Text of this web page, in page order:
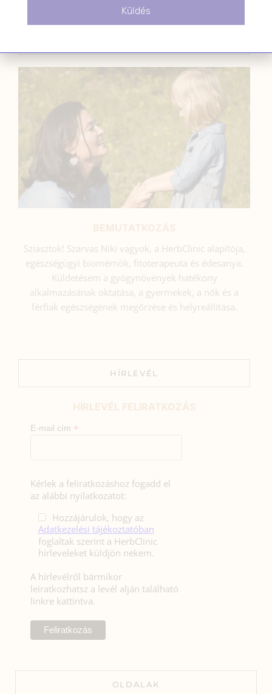
Sziasztok! Szarvas Niki vagyok, a HerbClinic alapítója,
egészségügyi biomérnök, fitoterapeuta és édesanya.
Küldetésem a gyógynövények hatékony
alkalmazásának oktatása, a gyermekek, a nők és a
férfiak egészségének megőrzése és helyreállítása.
HÍRLEVÉL
E-mail cím *
Kérlek a feliratkozáshoz fogadd el
az alábbi nyilatkozatot:
Hozzájárulok, hogy az
Adatkezelési tájékoztatóban
foglaltak szerint a HerbClinic
hírleveleket küldjön nekem.
A hírlevélről bármikor
leiratkozhatsz a levél alján található
linkre kattintva.
OLDALAK
Küldés